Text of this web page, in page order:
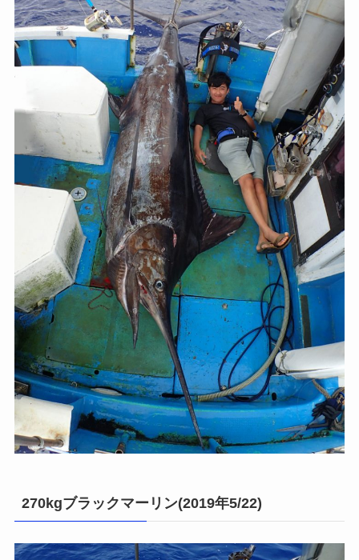
270kgブラックマーリン(2019年5/22)